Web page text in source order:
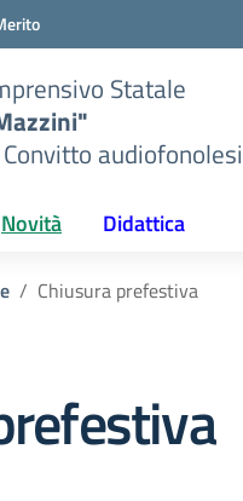
Statale
Novità Didattica
Chiusura prefestiva